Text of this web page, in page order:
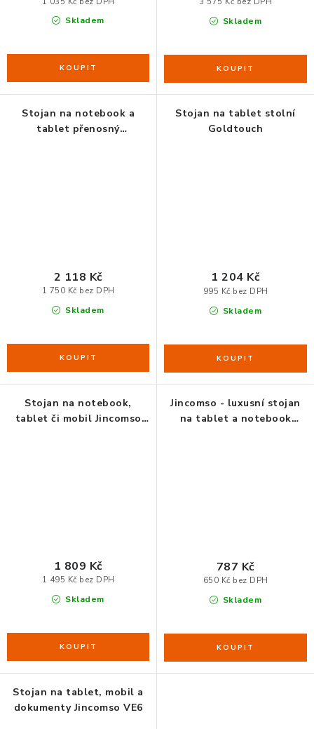
Skladem Skladem
Stojan na notebook a
tablet přenosný
Skladem
1 750 Kč bez DPH
2 118 Kč
Stojan na tablet stolní
Goldtouch
Skladem
995 Kč bez DPH
1 204 Kč
Stojan na notebook,
tablet či mobil Jincomso
Skladem
1 495 Kč bez DPH
1 809 Kč
Jincomso - luxusní stojan
na tablet a notebook
Skladem
650 Kč bez DPH
787 Kč
Stojan na tablet, mobil a
dokumenty Jincomso VE6